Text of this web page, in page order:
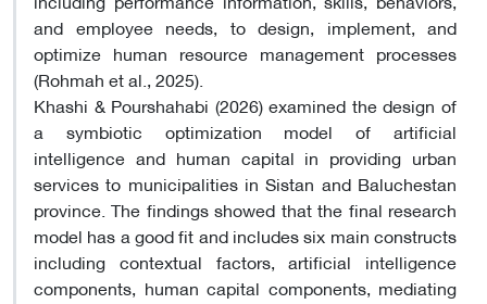
and employee needs, to design, implement, and
optimize human resource management processes
(Rohmah et al., 2025).
Khashi & Pourshahabi (2026) examined the design of
a symbiotic optimization model of artificial
intelligence and human capital in providing urban
services to municipalities in Sistan and Baluchestan
province. The findings showed that the final research
model has a good fit and includes six main constructs
including contextual factors, artificial intelligence
components, human capital components, mediating